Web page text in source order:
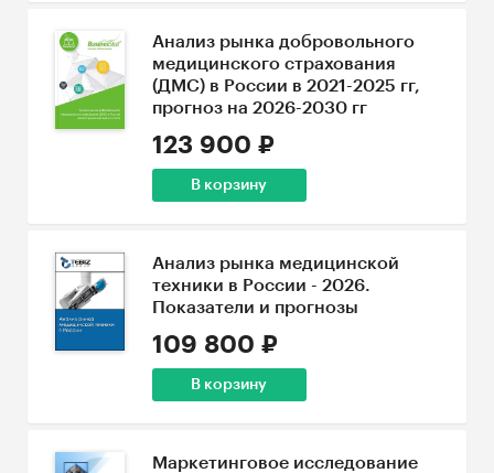
Анализ рынка добровольного
медицинского страхования
(ДМС) в России в 2021-2025 гг,
прогноз на 2026-2030 гг
123 900 ₽
В корзину
Анализ рынка медицинской
техники в России - 2026.
Показатели и прогнозы
109 800 ₽
В корзину
Маркетинговое исследование